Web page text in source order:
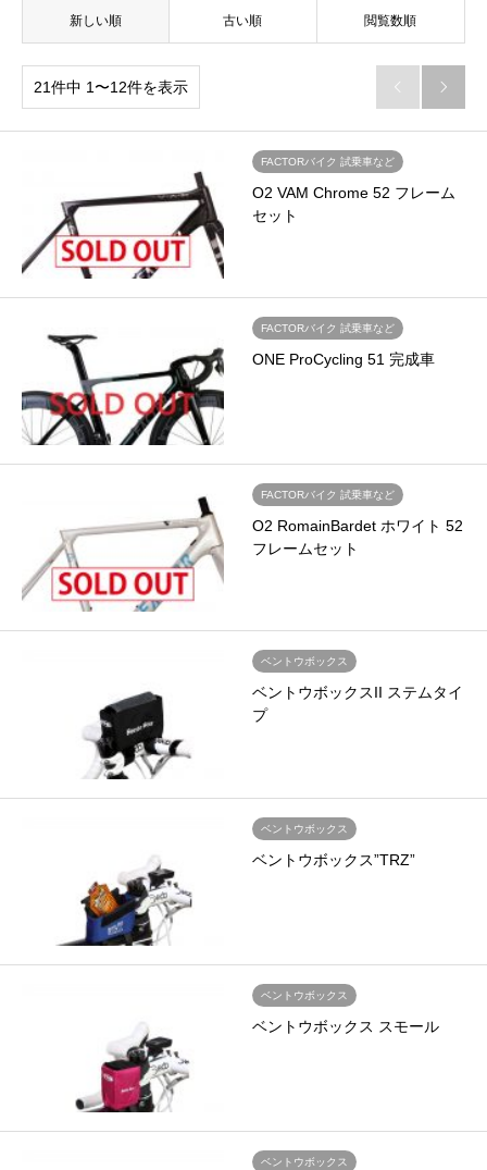
新しい順 古い順 閲覧数順
21件中 1〜12件を表示  
FACTORバイク 試乗車など
O2 VAM Chrome 52 フレーム
セット
FACTORバイク 試乗車など
ONE ProCycling 51 完成車
FACTORバイク 試乗車など
O2 RomainBardet ホワイト 52
フレームセット
ベントウボックス
ベントウボックスII ステムタイ
プ
ベントウボックス
ベントウボックス”TRZ”
ベントウボックス
ベントウボックス スモール
ベントウボックス